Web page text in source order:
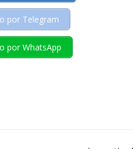
por Telegram
por WhatsApp